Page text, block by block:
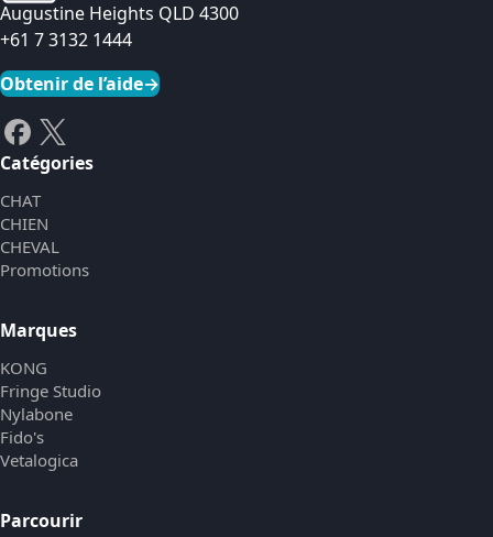
Augustine Heights QLD 4300
+61 7 3132 1444
Obtenir de l’aide→
Catégories
CHAT
CHIEN
CHEVAL
Promotions
Marques
KONG
Fringe Studio
Nylabone
Fido's
Vetalogica
Parcourir